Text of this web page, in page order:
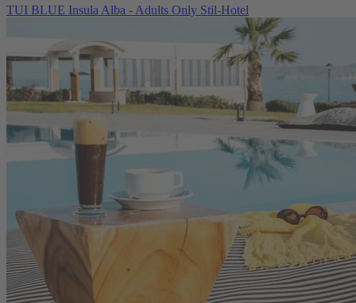
TUI BLUE Insula Alba - Adults Only Stil-Hotel